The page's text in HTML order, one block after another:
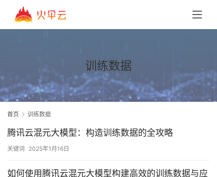
训练数据
首页 训练数据
腾讯云混元大模型：构造训练数据的全攻略
关键词 2025年1月16日
如何使用腾讯云混元大模型构建高效的训练数据与应